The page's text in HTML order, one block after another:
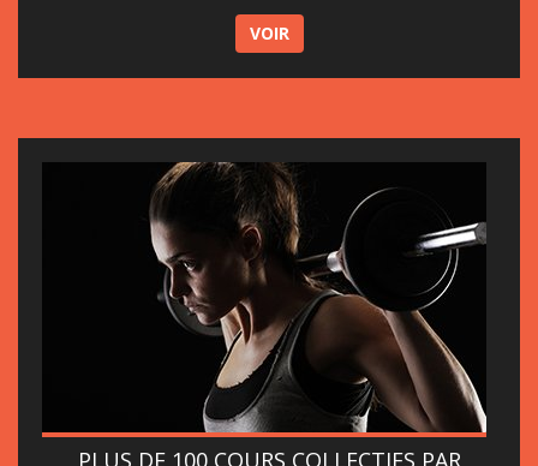
VOIR
PLUS DE 100 COURS COLLECTIFS PAR